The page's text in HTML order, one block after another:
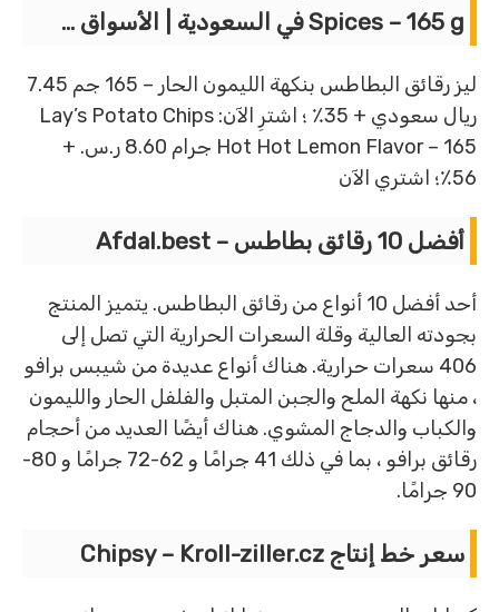
Spices – 165 g في السعودية | الأسواق …
ليز رقائق البطاطس بنكهة الليمون الحار – 165 جم 7.45
ريال سعودي + 35٪ ؛ اشترِ الآن: Lay’s Potato Chips
Hot Hot Lemon Flavor – 165 جرام 8.60 ر.س. +
56٪؛ اشتري الآن
أفضل 10 رقائق بطاطس – Afdal.best
أحد أفضل 10 أنواع من رقائق البطاطس. يتميز المنتج
بجودته العالية وقلة السعرات الحرارية التي تصل إلى
406 سعرات حرارية. هناك أنواع عديدة من شيبس برافو
، منها نكهة الملح والجبن المتبل والفلفل الحار والليمون
والكباب والدجاج المشوي. هناك أيضًا العديد من أحجام
رقائق برافو ، بما في ذلك 41 جرامًا و 62-72 جرامًا و 80-
90 جرامًا.
سعر خط إنتاج Chipsy – Kroll-ziller.cz